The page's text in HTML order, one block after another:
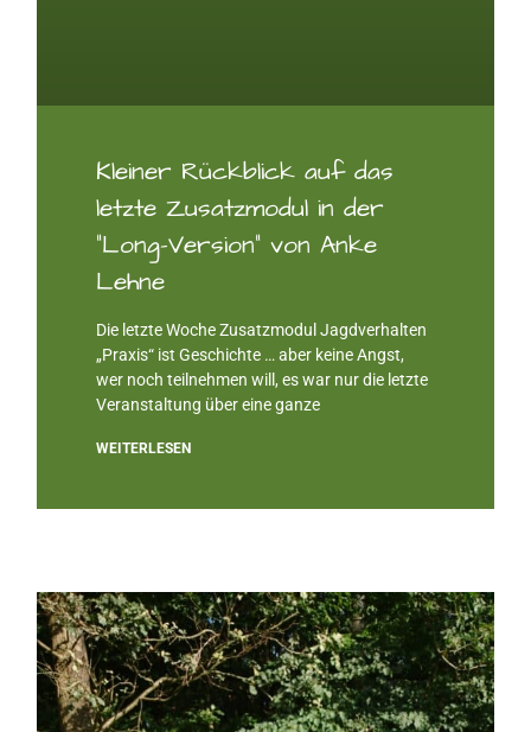
Kleiner Rückblick auf das
letzte Zusatzmodul in der
“Long-Version” von Anke
Lehne
Die letzte Woche Zusatzmodul Jagdverhalten
„Praxis“ ist Geschichte … aber keine Angst,
wer noch teilnehmen will, es war nur die letzte
Veranstaltung über eine ganze
WEITERLESEN